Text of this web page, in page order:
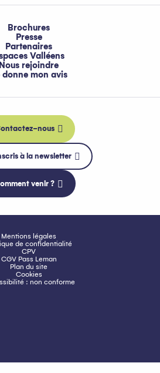
Brochures
Presse
Partenaires
Valléens
Nous rejoindre
donne mon avis
nous
à la newsletter
venir ?
Mentions légales
de confidentialité
CPV
CGV Pass Leman
Plan du site
Cookies
: non conforme